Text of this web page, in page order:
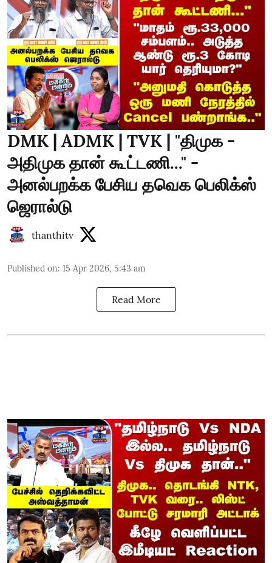
DMK | ADMK | TVK | "திமுக -
அதிமுக தான் கூட்டணி..." -
அனல்பறக்க பேசிய தவெக பெலிக்ஸ்
ஜெரால்டு
thanthitv
Published on: 15 Apr 2026, 5:43 am
Read More